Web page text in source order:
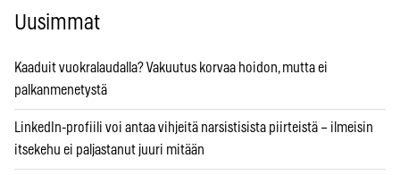
Uusimmat
Kaaduit vuokralaudalla? Vakuutus korvaa hoidon, mutta ei
palkanmenetystä
LinkedIn-profiili voi antaa vihjeitä narsistisista piirteistä – ilmeisin
itsekehu ei paljastanut juuri mitään